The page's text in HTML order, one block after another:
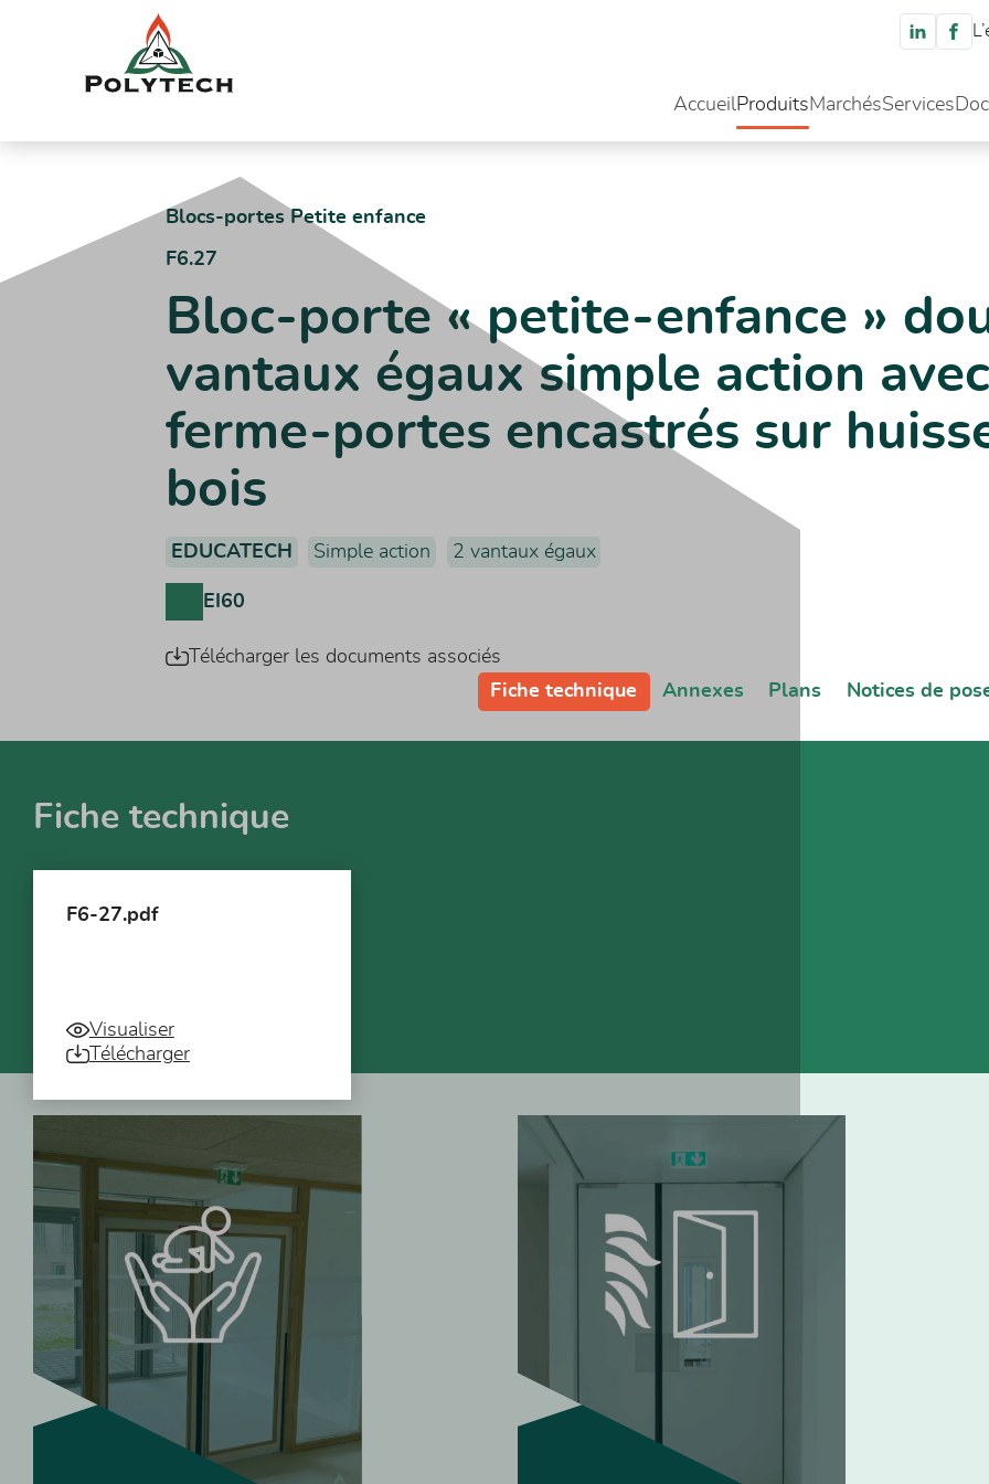
AccueilProduitsMarchésServices
Blocs-portes Petite enfance
F6.27
Bloc-porte « petite-enfance »
vantaux égaux simple action avec
ferme-portes encastrés sur
bois
EDUCATECH Simple action 2 vantaux égaux
EI60
Télécharger les documents associés
Fiche technique
Annexes Plans Notices de
Fiche technique
F6-27.pdf
Visualiser
Télécharger